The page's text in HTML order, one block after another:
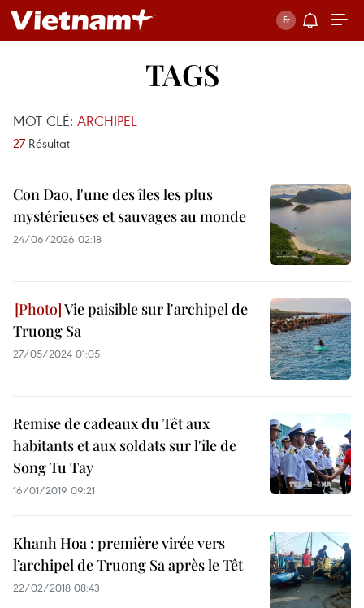
TAGS
MOT CLÉ: ARCHIPEL
27 Résultat
Con Dao, l'une des îles les plus
mystérieuses et sauvages au monde
24/06/2026 02:18
Vie paisible sur l'archipel de
Truong Sa
27/05/2024 01:05
Remise de cadeaux du Têt aux
habitants et aux soldats sur l'île de
Song Tu Tay
16/01/2019 09:21
Khanh Hoa : première virée vers
l’archipel de Truong Sa après le Têt
22/02/2018 08:43